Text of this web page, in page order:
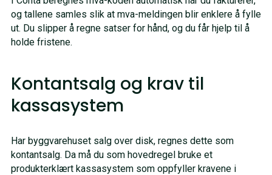
og tallene samles slik at mva-meldingen blir enklere å fylle
ut. Du slipper å regne satser for hånd, og du får hjelp til å
holde fristene.
Kontantsalg og krav til
kassasystem
Har byggvarehuset salg over disk, regnes dette som
kontantsalg. Da må du som hovedregel bruke et
produkterklært kassasystem som oppfyller kravene i